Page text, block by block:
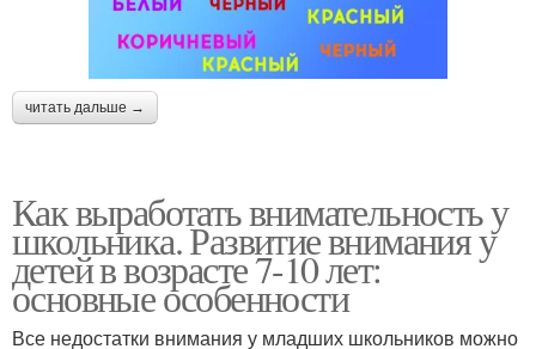
читать дальше →
Как выработать внимательность у
школьника. Развитие внимания у
детей в возрасте 7-10 лет:
основные особенности
Все недостатки внимания у младших школьников можно